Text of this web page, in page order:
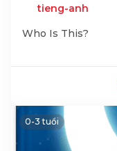
tieng-anh
Who Is This?
0-3 tuổi